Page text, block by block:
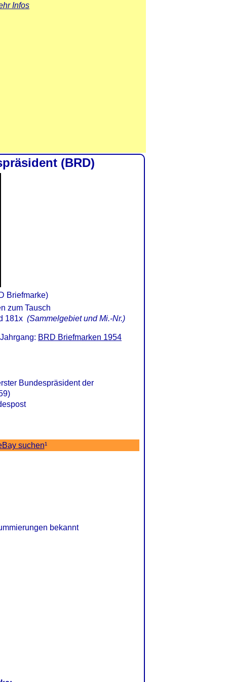
Infos
(BRD)
Briefmarke)
181x (Sammelgebiet und Mi.-Nr.)
BRD Briefmarken 1954
Bundespräsident der
suchen¹
bekannt